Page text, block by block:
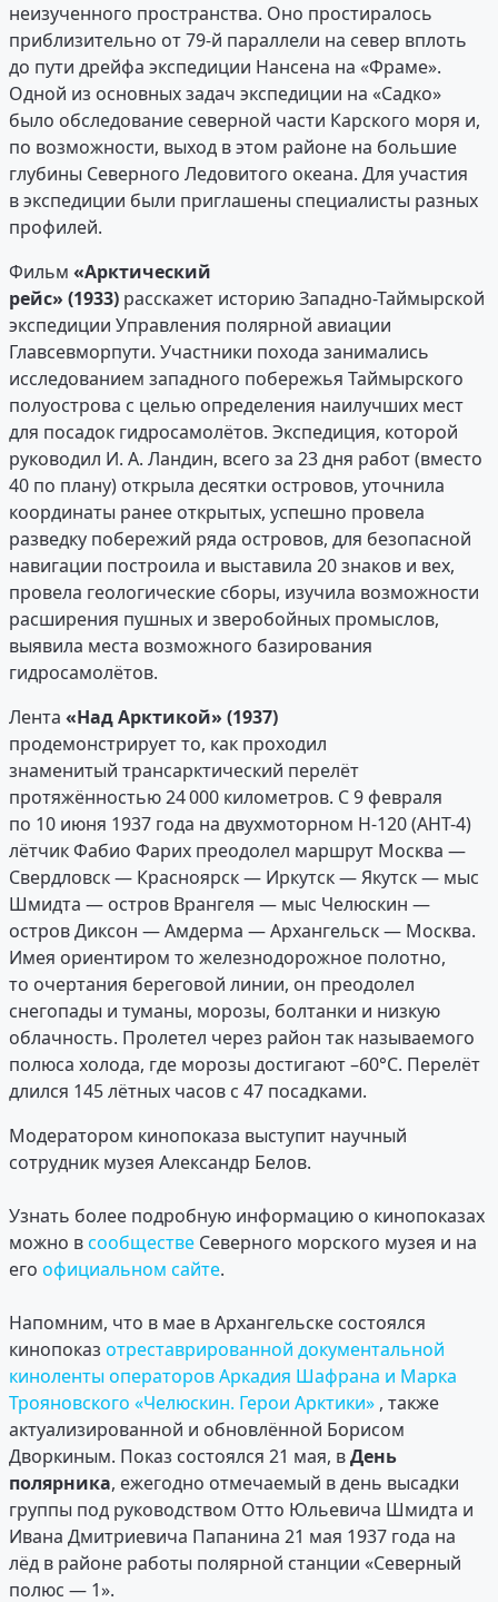
неизученного пространства. Оно простиралось
приблизительно от 79-й параллели на север вплоть
до пути дрейфа экспедиции Нансена на «Фраме».
Одной из основных задач экспедиции на «Садко»
было обследование северной части Карского моря и,
по возможности, выход в этом районе на большие
глубины Северного Ледовитого океана. Для участия
в экспедиции были приглашены специалисты разных
профилей.
Фильм «Арктический
рейс» (1933) расскажет историю Западно-Таймырской
экспедиции Управления полярной авиации
Главсевморпути. Участники похода занимались
исследованием западного побережья Таймырского
полуострова с целью определения наилучших мест
для посадок гидросамолётов. Экспедиция, которой
руководил И. А. Ландин, всего за 23 дня работ (вместо
40 по плану) открыла десятки островов, уточнила
координаты ранее открытых, успешно провела
разведку побережий ряда островов, для безопасной
навигации построила и выставила 20 знаков и вех,
провела геологические сборы, изучила возможности
расширения пушных и зверобойных промыслов,
выявила места возможного базирования
гидросамолётов.
Лента «Над Арктикой» (1937)
продемонстрирует то, как проходил
знаменитый трансарктический перелёт
протяжённостью 24 000 километров. С 9 февраля
по 10 июня 1937 года на двухмоторном Н-120 (АНТ-4)
лётчик Фабио Фарих преодолел маршрут Москва —
Свердловск — Красноярск — Иркутск — Якутск — мыс
Шмидта — остров Врангеля — мыс Челюскин —
остров Диксон — Амдерма — Архангельск — Москва.
Имея ориентиром то железнодорожное полотно,
то очертания береговой линии, он преодолел
снегопады и туманы, морозы, болтанки и низкую
облачность. Пролетел через район так называемого
полюса холода, где морозы достигают –60°С. Перелёт
длился 145 лётных часов с 47 посадками.
Модератором кинопоказа выступит научный
сотрудник музея Александр Белов.
Узнать более подробную информацию о кинопоказах
можно всообществе Северного морского музея и на
его официальном сайте.
Напомним, что в мае в Архангельске состоялся
кинопоказ отреставрированной документальной
киноленты операторов Аркадия Шафрана и Марка
Трояновского «Челюскин. Герои Арктики» , также
актуализированной и обновлённой Борисом
Дворкиным. Показ состоялся 21 мая, вДень
полярника, ежегодно отмечаемый в день высадки
группы под руководством Отто Юльевича Шмидта и
Ивана Дмитриевича Папанина 21 мая 1937 года на
лёд в районе работы полярной станции «Северный
полюс — 1».